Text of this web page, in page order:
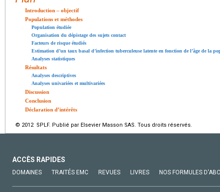
Introduction – objectif
Populations et méthodes
Population étudiée
Organisation du dépistage des sujets contact
Facteurs de risque étudiés
Estimation d’un taux basal d’infection tuberculeuse latente en fonction de l’âge de la
Analyses statistiques
Résultats
Analyses descriptives
Analyses univariées et multivariées
Discussion
Conclusion
Déclaration d’intérêts
© 2012 SPLF. Publié par Elsevier Masson SAS. Tous droits réservés.
ACCÈS RAPIDES
DOMAINES TRAITÉS EMC REVUES LIVRES NOS FORMULES